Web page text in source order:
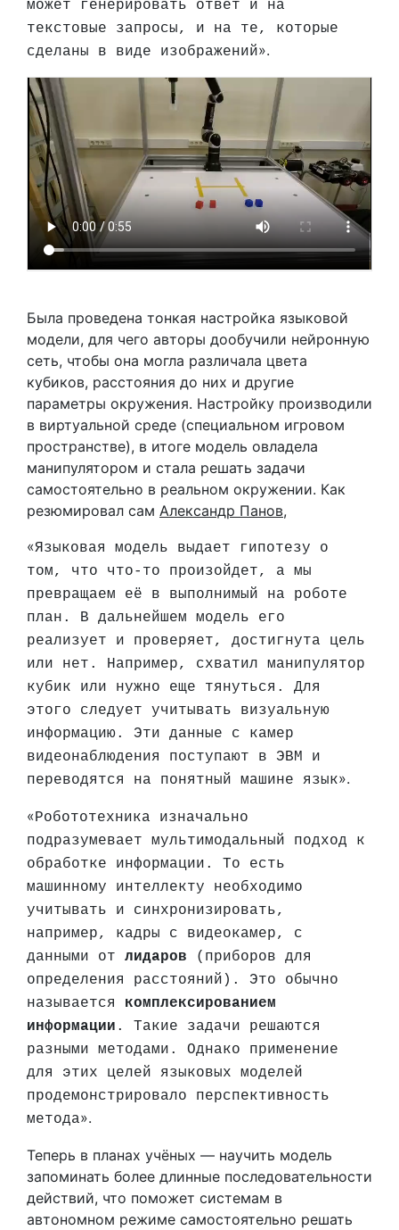
может генерировать ответ и на
текстовые запросы, и на те, которые
сделаны в виде изображений».
Была проведена тонкая настройка языковой
модели, для чего авторы дообучили нейронную
сеть, чтобы она могла различала цвета
кубиков, расстояния до них и другие
параметры окружения. Настройку производили
в виртуальной среде (специальном игровом
пространстве), в итоге модель овладела
манипулятором и стала решать задачи
самостоятельно в реальном окружении. Как
резюмировал сам Александр Панов,
«Языковая модель выдает гипотезу о
том, что что-то произойдет, а мы
превращаем её в выполнимый на роботе
план. В дальнейшем модель его
реализует и проверяет, достигнута цель
или нет. Например, схватил манипулятор
кубик или нужно еще тянуться. Для
этого следует учитывать визуальную
информацию. Эти данные с камер
видеонаблюдения поступают в ЭВМ и
переводятся на понятный машине язык».
«Робототехника изначально
подразумевает мультимодальный подход к
обработке информации. То есть
машинному интеллекту необходимо
учитывать и синхронизировать,
например, кадры с видеокамер, с
данными от лидаров (приборов для
определения расстояний). Это обычно
называется комплексированием
информации . Такие задачи решаются
разными методами. Однако применение
для этих целей языковых моделей
продемонстрировало перспективность
метода».
Теперь в планах учёных — научить модель
запоминать более длинные последовательности
действий, что поможет системам в
автономном режиме самостоятельно решать